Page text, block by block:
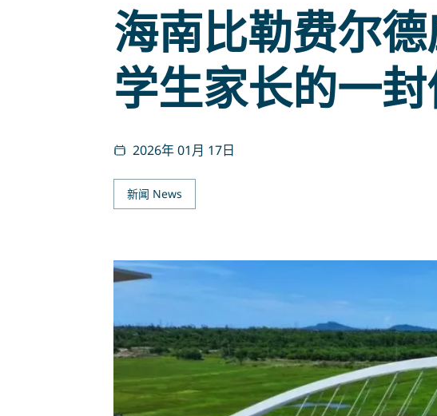
海南比勒费尔
学生家长的一
2026年 01月 17日
新闻 News